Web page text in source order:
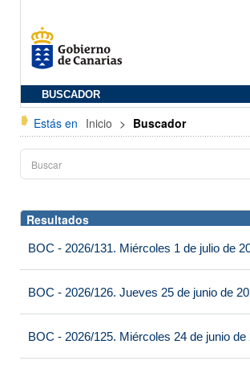
BUSCADOR
Estás en Inicio > Buscador
Resultados
BOC - 2026/131. Miércoles 1 de julio de
BOC - 2026/126. Jueves 25 de junio de
BOC - 2026/125. Miércoles 24 de junio de